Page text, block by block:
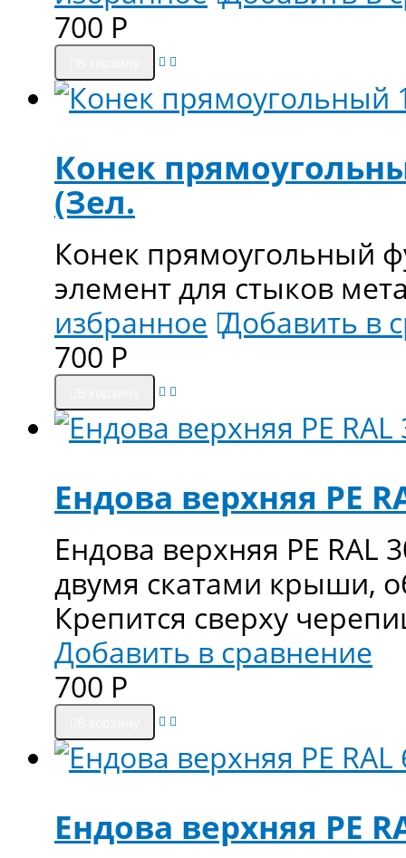
700 Р
Конек
(Зел.
Конек прямоугольный
элемент для стыков
избранное Добавить в
700 Р
Ендова верхняя PE
Ендова верхняя PE RAL
двумя скатами крыши,
Крепится сверху
Добавить в сравнение
700 Р
Ендова верхняя РЕ